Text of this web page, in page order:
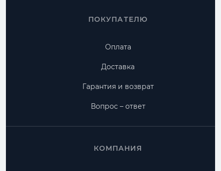
ПОКУПАТЕЛЮ
Оплата
Доставка
Гарантия и возврат
Вопрос – ответ
КОМПАНИЯ